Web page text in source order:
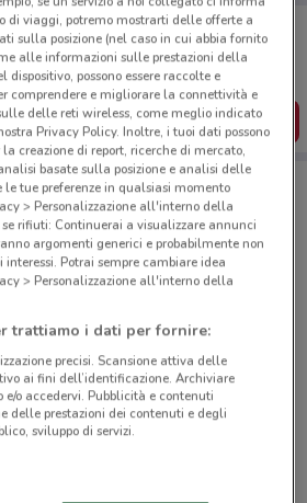
sempre con te!
le migliori offerte dei negozi vicino a te,
la tua lista del risparmio, comodamente
SCARICA L’APP
© MapTiler© OpenStreetMap contributors
180 Roma
di viaggi, potremo mostrarti delle offerte a
sulla posizione (nel caso in cui abbia fornito
alle informazioni sulle prestazioni della
possono essere raccolte e
comprendere e migliorare la connettività e
delle reti wireless, come meglio indicato
Privacy Policy. Inoltre, i tuoi dati possono
creazione di report, ricerche di mercato,
basate sulla posizione e analisi delle
le tue preferenze in qualsiasi momento
> Personalizzazione all'interno della
se rifiuti: Continuerai a visualizzare annunci
argomenti generici e probabilmente non
Potrai sempre cambiare idea
> Personalizzazione all'interno della
trattiamo i dati per fornire:
precisi. Scansione attiva delle
ai fini dell’identificazione. Archiviare
e/o accedervi. Pubblicità e contenuti
delle prestazioni dei contenuti e degli
sviluppo di servizi.